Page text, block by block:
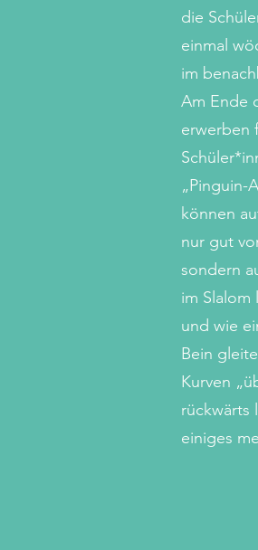
die
einmal
im
Am Ende
erwerben
„Pinguin-
können
nur gut
sondern
im Slalom
und wie
Bein
Kurven
rückwärts
einiges